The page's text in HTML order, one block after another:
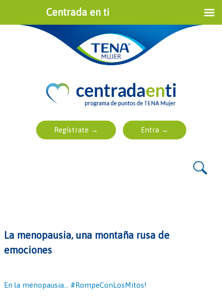
La menopausia, una montaña rusa de
emociones
En la menopausia... #RompeConLosMitos!
Centrada en ti